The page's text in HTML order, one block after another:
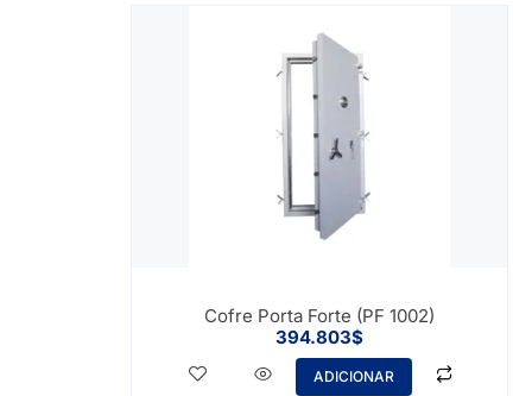
Cofre Porta Forte (PF 1002)
394.803$
ADICIONAR